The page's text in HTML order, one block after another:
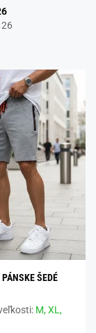
ŠEDÉ
M,XL,